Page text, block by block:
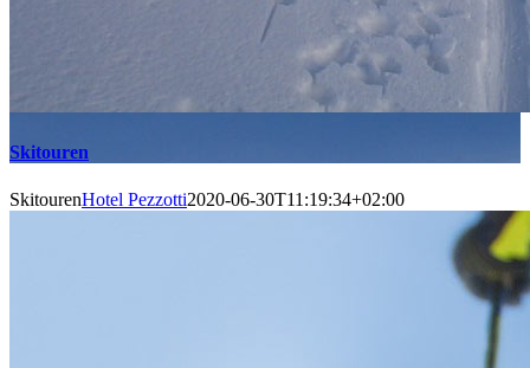
Skitouren
SkitourenHotel Pezzotti2020-06-30T11:19:34+02:00